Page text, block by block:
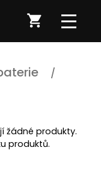
žádné produkty.
produktů.